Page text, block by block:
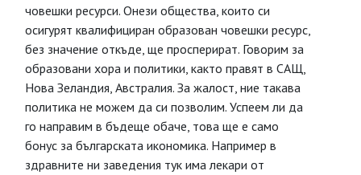
човешки ресурси. Онези общества, които си
осигурят квалифициран образован човешки ресурс,
без значение откъде, ще просперират. Говорим за
образовани хора и политики, както правят в САЩ,
Нова Зеландия, Австралия. За жалост, ние такава
политика не можем да си позволим. Успеем ли да
го направим в бъдеще обаче, това ще е само
бонус за българската икономика. Например в
здравните ни заведения тук има лекари от